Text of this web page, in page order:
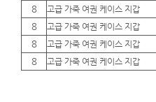
8
고급 가죽 여권 케이스 지갑
8
고급 가죽 여권 케이스 지갑
8
고급 가죽 여권 케이스 지갑
8
고급 가죽 여권 케이스 지갑